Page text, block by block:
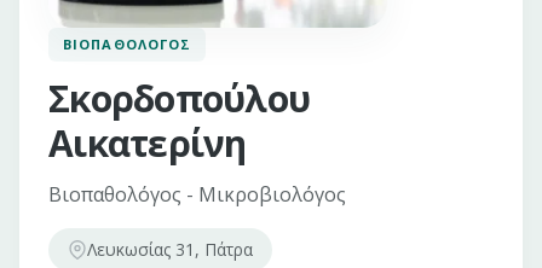
ΒΙΟΠΑΘΟΛΌΓΟΣ
Σκορδοπούλου
Αικατερίνη
Βιοπαθολόγος - Μικροβιολόγος
Λευκωσίας 31, Πάτρα